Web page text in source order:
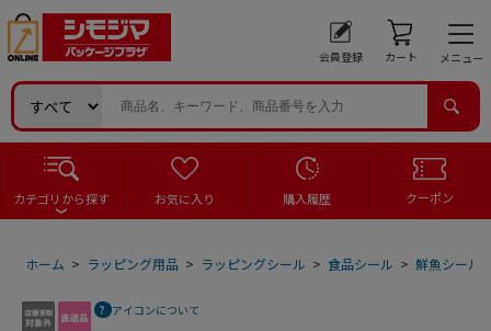
会員登録 カート メニュー
カテゴリから探す お気に入り 購入履歴 クーポン
ホーム > ラッピング用品 > ラッピングシール > 食品シール > 鮮魚シール
アイコンについて